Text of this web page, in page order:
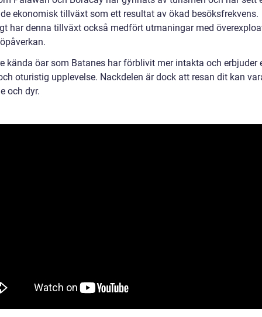
ekonomisk tillväxt som ett resultat av ökad besöksfrekvens.
har denna tillväxt också medfört utmaningar med
kända öar som Batanes har förblivit mer intakta och erbjuder
oturistig upplevelse. Nackdelen är dock att resan dit kan
och dyr.